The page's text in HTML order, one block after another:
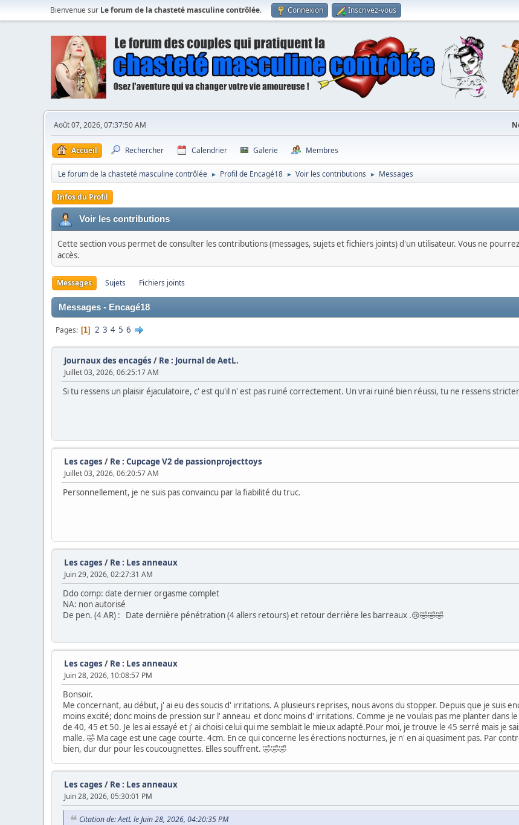
Bienvenue sur Le forum de la chasteté masculine contrôlée. Connexion Inscrivez-vous
Août 07, 2026, 07:37:50 AM
Accueil Rechercher Calendrier Galerie Membres
Le forum de la chasteté masculine contrôlée ► Profil de Encagé18 ► Voir les contributions ► Messages
Infos du Profil
Voir les contributions
Cette section vous permet de consulter les contributions (messages, sujets et fichiers joints) d'un utilisateur. Vous ne
accès.
Messages Sujets Fichiers joints
Messages - Encagé18
Pages 1 2 3 4 5 6
Journaux des encagés / Re : Journal de AetL.
Juillet 03, 2026, 06:25:17 AM
Si tu ressens un plaisir éjaculatoire, c' est qu'il n' est pas ruiné correctement. Un vrai ruiné bien réussi, tu ne ressens
Les cages / Re : Cupcage V2 de passionprojecttoys
Juillet 03, 2026, 06:20:57 AM
Personnellement, je ne suis pas convaincu par la fiabilité du truc.
Les cages / Re : Les anneaux
Juin 29, 2026, 02:27:31 AM
Ddo comp: date dernier orgasme complet
NA: non autorisé
De pen. (4 AR) : Date dernière pénétration (4 allers retours) et retour derrière les barreaux .😢🤣🤣🤣
Les cages / Re : Les anneaux
Juin 28, 2026, 10:08:57 PM
Bonsoir.
Me concernant, au début, j' ai eu des soucis d' irritations. A plusieurs reprises, nous avons du stopper. Depuis que je suis
moins excité; donc moins de pression sur l' anneau et donc moins d' irritations. Comme je ne voulais pas me planter dans
de 40, 45 et 50. Je les ai essayé et j' ai choisi celui qui me semblait le mieux adapté.Pour moi, je trouve le 45 serré mais je
malle. 🤣 Ma cage est une cage courte. 4cm. En ce qui concerne les érections nocturnes, je n' en ai quasiment pas. Par
bien, dur dur pour les coucougnettes. Elles souffrent. 🤣🤣🤣
Les cages / Re : Les anneaux
Juin 28, 2026, 05:30:01 PM
Citation de: AetL le Juin 28, 2026, 04:20:35 PM